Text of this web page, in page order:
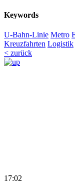
Keywords
U-Bahn-Linie Metro
Kreuzfahrten Logistik
< zurück
17:02